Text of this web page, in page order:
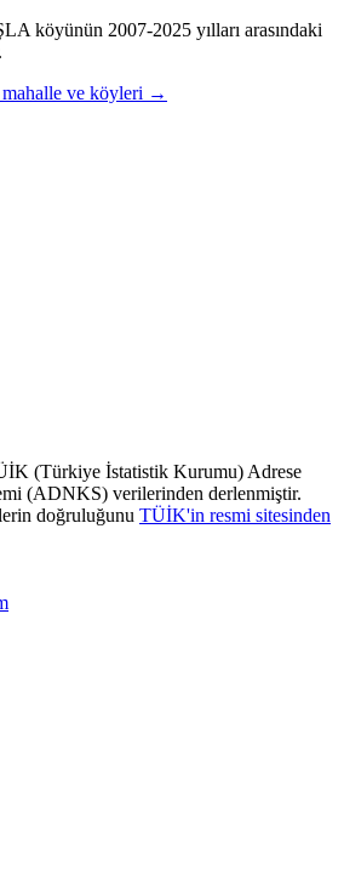
köyünün 2007-2025 yılları arasındaki
ve köyleri →
(Türkiye İstatistik Kurumu) Adrese
(ADNKS) verilerinden derlenmiştir.
doğruluğunu TÜİK'in resmi sitesinden